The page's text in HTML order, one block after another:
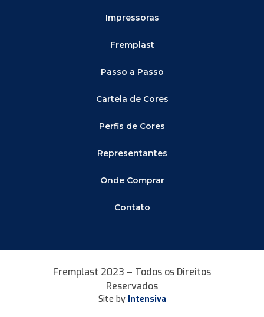
Impressoras
Fremplast
Passo a Passo
Cartela de Cores
Perfis de Cores
Representantes
Onde Comprar
Contato
Fremplast 2023 – Todos os Direitos
Reservados
Site by Intensiva